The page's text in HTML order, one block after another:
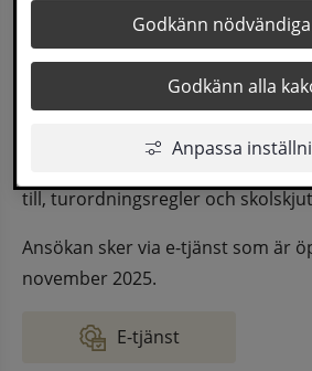
Godkänn
Godkänn alla
Anpassa
Nu är det dags att önska skola för
förskoleklass läsåret 26/27. Under
vecka 45 kommer det att skickas
som är födda 2020. I den finns
till, turordningsregler och
Ansökan sker via e-tjänst som är
november 2025.
E-tjänst